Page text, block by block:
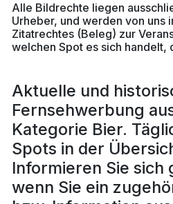
Alle Bildrechte liegen
Urheber, und werden von uns
Zitatrechtes (Beleg) zur
welchen Spot es sich handelt,
Aktuelle und
Fernsehwerbung
Kategorie Bier.
Spots in der
Informieren Sie sich
wenn Sie ein